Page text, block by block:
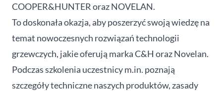
COOPER&HUNTER oraz NOVELAN.
To doskonała okazja, aby poszerzyć swoją wiedzę na
temat nowoczesnych rozwiązań technologii
grzewczych, jakie oferują marka C&H oraz Novelan.
Podczas szkolenia uczestnicy m.in. poznają
szczegóły techniczne naszych produktów, zasady